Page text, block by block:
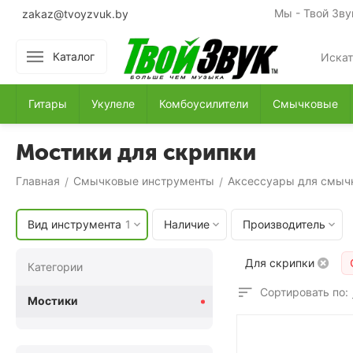
zakaz@tvoyzvuk.by Мы - Твой
Каталог
Гитары Укулеле Комбоусилители Смычковые
Мостики для скрипки
Главная / Смычковые инструменты / Аксессуары для
Вид инструмента 1 Наличие Производитель
Для скрипки
Сортировать по:
Категории
Мостики